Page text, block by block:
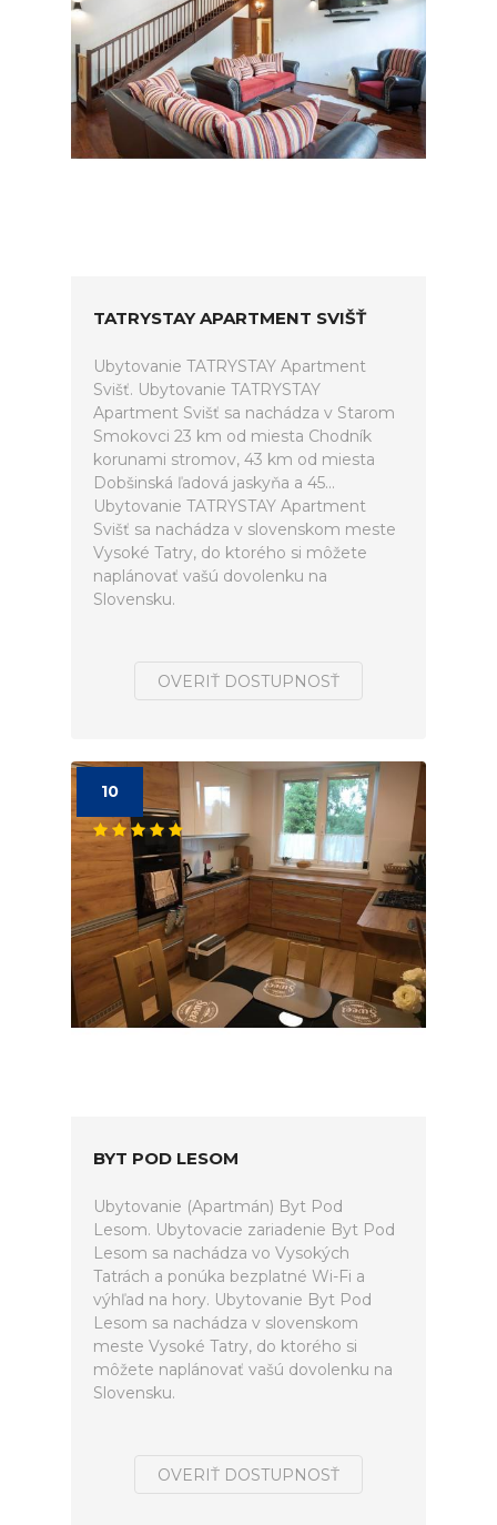
TATRYSTAY APARTMENT SVIŠŤ
Ubytovanie TATRYSTAY Apartment
Svišť. Ubytovanie TATRYSTAY
Apartment Svišť sa nachádza v Starom
Smokovci 23 km od miesta Chodník
korunami stromov, 43 km od miesta
Dobšinská ľadová jaskyňa a 45...
Ubytovanie TATRYSTAY Apartment
Svišť sa nachádza v slovenskom meste
Vysoké Tatry, do ktorého si môžete
naplánovať vašú dovolenku na
Slovensku.
OVERIŤ DOSTUPNOSŤ
10
BYT POD LESOM
Ubytovanie (Apartmán) Byt Pod
Lesom. Ubytovacie zariadenie Byt Pod
Lesom sa nachádza vo Vysokých
Tatrách a ponúka bezplatné Wi-Fi a
výhľad na hory. Ubytovanie Byt Pod
Lesom sa nachádza v slovenskom
meste Vysoké Tatry, do ktorého si
môžete naplánovať vašú dovolenku na
Slovensku.
OVERIŤ DOSTUPNOSŤ